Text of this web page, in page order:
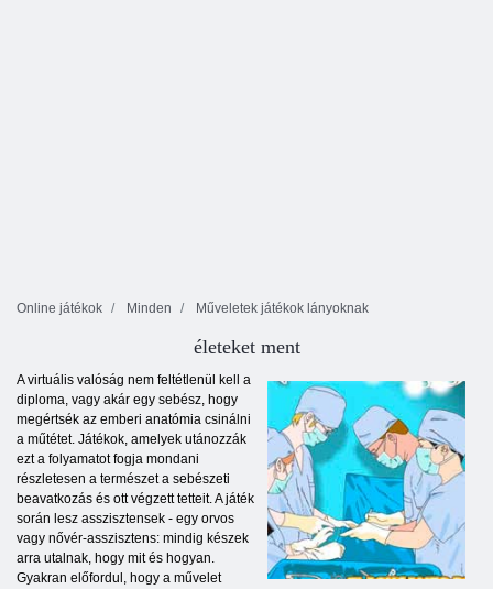
Online játékok Minden Műveletek játékok lányoknak
életeket ment
A virtuális valóság nem feltétlenül kell a
diploma, vagy akár egy sebész, hogy
megértsék az emberi anatómia csinálni
a műtétet. Játékok, amelyek utánozzák
ezt a folyamatot fogja mondani
részletesen a természet a sebészeti
beavatkozás és ott végzett tetteit. A játék
során lesz asszisztensek - egy orvos
vagy nővér-asszisztens: mindig készek
arra utalnak, hogy mit és hogyan.
Gyakran előfordul, hogy a művelet